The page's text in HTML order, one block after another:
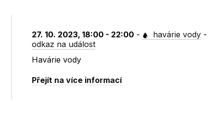
27. 10. 2023, 18:00 - 22:00 - havárie vody -
odkaz na událost
Havárie vody
Přejít na více informací